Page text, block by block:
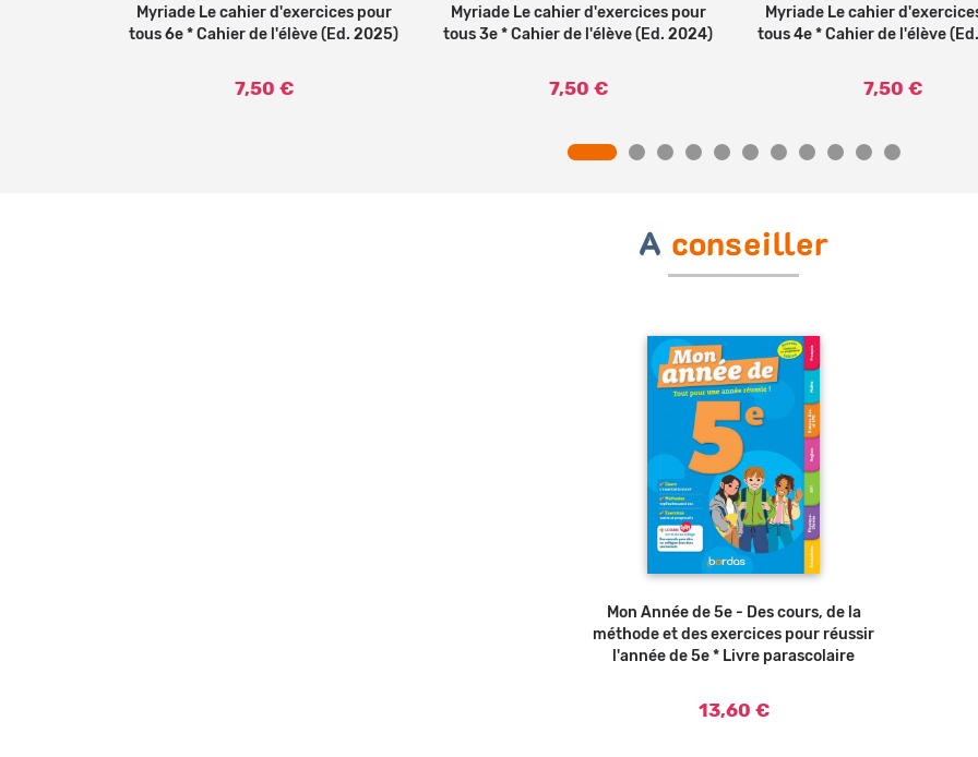
Ajouter au panier
Myriade Le cahier d'exercices pour
tous 6e * Cahier de l'élève (Ed. 2025)
7,50 €
Ajouter au panier
Myriade Le cahier d'exercices pour
tous 3e * Cahier de l'élève (Ed. 2024)
7,50 €
Ajouter au panier
Myriade Le cahier
tous 4e * Cahier de l'élève
7,50 €
A conseiller
Mon Année de 5e - Des cours, de la
méthode et des exercices pour réussir
l'année de 5e * Livre parascolaire
13,60 €